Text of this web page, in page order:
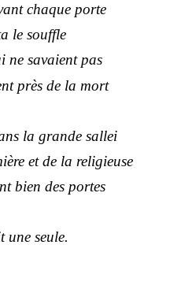
chaque porte
le souffle
ne savaient pas
près de la mort
la grande sallei
et de la religieuse
bien des portes
une seule.